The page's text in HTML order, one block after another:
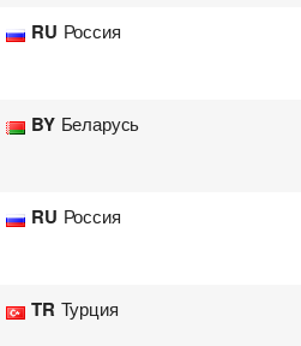
RU Россия
BY Беларусь
RU Россия
TR Турция